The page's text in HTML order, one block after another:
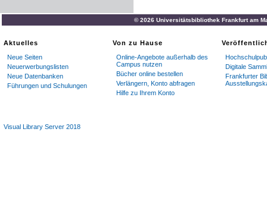
© 2026 Universitätsbibliothek Frankfurt am
Aktuelles
Neue Seiten
Neuerwerbungslisten
Neue Datenbanken
Führungen und Schulungen
Von zu Hause
Online-Angebote außerhalb des
Campus nutzen
Bücher online bestellen
Verlängern, Konto abfragen
Hilfe zu Ihrem Konto
Digitale
Frankfurter
Visual Library Server 2018